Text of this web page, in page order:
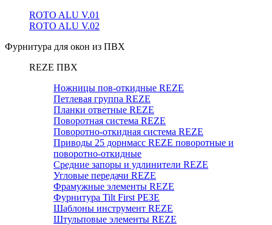
ROTO ALU V.01
ROTO ALU V.02
Фурнитура для окон из ПВХ
REZE ПВХ
Ножницы пов-откидные REZE
Петлевая группа REZE
Планки ответные REZE
Поворотная система REZE
Поворотно-откидная система REZE
Приводы 25 дорнмасс REZE поворотные и
поворотно-откидные
Средние запоры и удлинители REZE
Угловые передачи REZE
Фрамужные элементы REZE
Фурнитура Tilt First РЕЗЕ
Шаблоны инструмент REZE
Штульповые элементы REZE